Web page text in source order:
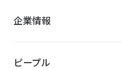
企業情報
ピープル